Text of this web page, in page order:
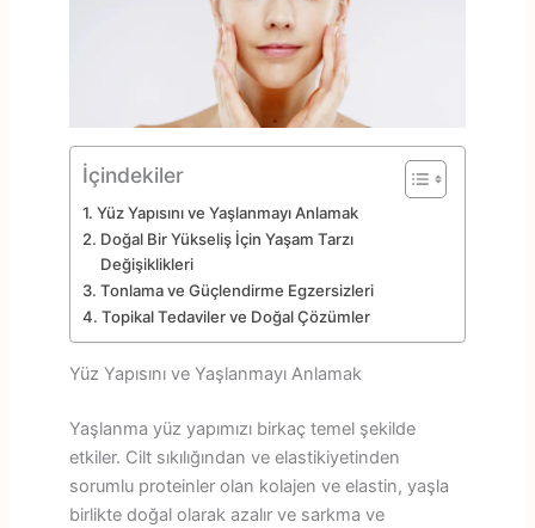
İçindekiler
Yüz Yapısını ve Yaşlanmayı Anlamak
Doğal Bir Yükseliş İçin Yaşam Tarzı
Değişiklikleri
Tonlama ve Güçlendirme Egzersizleri
Topikal Tedaviler ve Doğal Çözümler
Yüz Yapısını ve Yaşlanmayı Anlamak
Yaşlanma yüz yapımızı birkaç temel şekilde
etkiler. Cilt sıkılığından ve elastikiyetinden
sorumlu proteinler olan kolajen ve elastin, yaşla
birlikte doğal olarak azalır ve sarkma ve